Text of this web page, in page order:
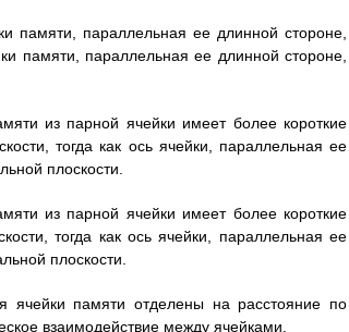
памяти, параллельная ее длинной стороне,
памяти, параллельная ее длинной стороне,
из парной ячейки имеет более короткие
тогда как ось ячейки, параллельная ее
плоскости.
из парной ячейки имеет более короткие
тогда как ось ячейки, параллельная ее
плоскости.
памяти отделены на расстояние по
взаимодействие между ячейками.